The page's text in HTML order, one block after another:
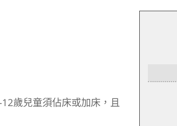
歲兒童須佔床或加床，且